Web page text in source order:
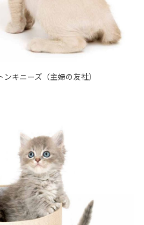
キニーズ（主婦の友社）